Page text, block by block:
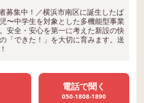
募集中！／横浜市南区に誕生したば
〜中学生を対象とした多機能型事業
安全・安心を第一に考えた新設の快
「できた！」を大切に育みます。送
電話で聞く
050-1808-1890